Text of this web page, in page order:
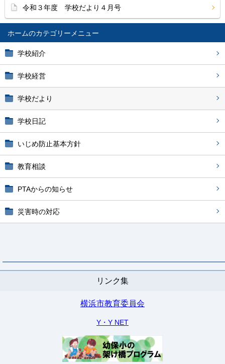
ホーム
学校紹介
学校経営
学校だより
学校日記
いじめ防止基本方針
教育相談
PTAからの知らせ
災害時の対応
リンク集
横浜市教育委員会
Y・Y NET
令和３年度 学校だより４月号